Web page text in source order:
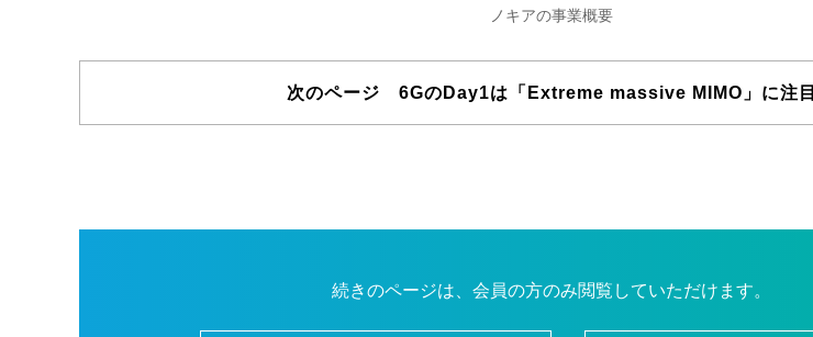
ノキアの事業概要
次のページ 6GのDay1は「Extreme massive MIMO」に注目
続きのページは、会員の方のみ閲覧していただけます。